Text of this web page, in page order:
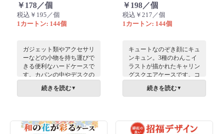
￥178／個
税込￥195／個
1カートン: 144個
ガジェット類やアクセサリ
ーなどの小物を持ち運びで
きる便利なハードケースで
す。カバンの中やデスクの
りやすいイヤホンなどの収
続きを読む▼
￥198／個
税込￥217／個
1カートン: 144個
キュートなのぞき顔にキュ
ンキュン。3種のわんこイ
ラストが描かれたキャリン
グスクエアケースです。コ
びにも便利なハードケース
ます。
続きを読む▼